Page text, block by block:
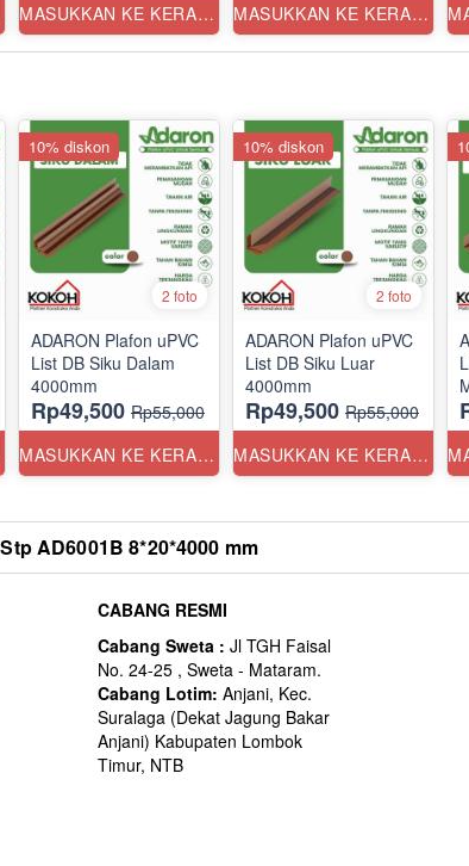
MASUKKAN KE KERANJANG
MASUKKAN KE KERANJANG
2 foto
ADARON Plafon uPVC
List DB Siku Dalam
4000mm
Rp49,500 Rp55,000
MASUKKAN KE KERANJANG
10% diskon
2 foto
ADARON Plafon uPVC
List DB Siku Luar
4000mm
Rp49,500 Rp55,000
MASUKKAN KE KERANJANG
10% diskon
AD6001B 8*20*4000 mm
CABANG RESMI